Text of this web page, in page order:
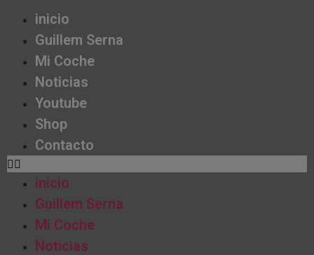
inicio
Guillem Serna
Mi Coche
Noticias
Youtube
Shop
Contacto
inicio
Guillem Serna
Mi Coche
Noticias